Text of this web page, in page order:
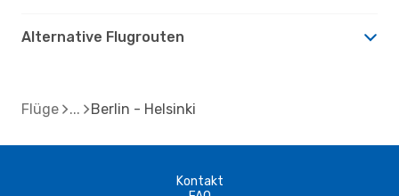
Alternative Flugrouten
Flüge Berlin - Helsinki
Kontakt